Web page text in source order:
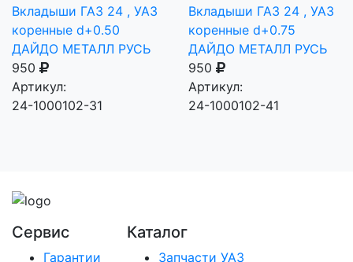
Вкладыши ГАЗ 24 , УАЗ
коренные d+0.50
ДАЙДО МЕТАЛЛ РУСЬ
950
Артикул:
24-1000102-31
Вкладыши ГАЗ 24 , УАЗ
коренные d+0.75
ДАЙДО МЕТАЛЛ РУСЬ
950
Артикул:
24-1000102-41
Сервис
Гарантии
Каталог
Запчасти УАЗ